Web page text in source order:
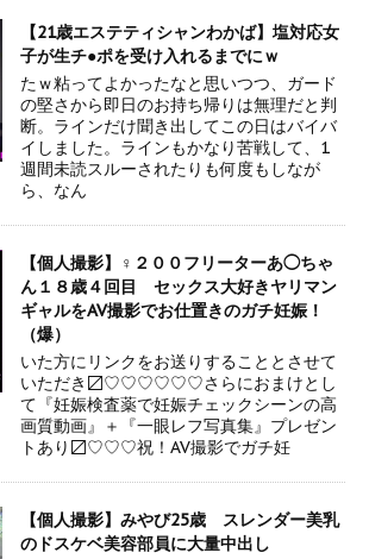
【21歳エステティシャンわかば】塩対応女
子が生チ●ポを受け入れるまでにｗ
たｗ粘ってよかったなと思いつつ、ガード
の堅さから即日のお持ち帰りは無理だと判
断。ラインだけ聞き出してこの日はバイバ
イしました。ラインもかなり苦戦して、1
週間未読スルーされたりも何度もしなが
ら、なん
【個人撮影】♀２００フリーターあ◯ちゃ
ん１８歳４回目 セックス大好きヤリマン
ギャルをAV撮影でお仕置きのガチ妊娠！
（爆）
いた方にリンクをお送りすることとさせて
いただき〼♡♡♡♡♡♡さらにおまけとし
て『妊娠検査薬で妊娠チェックシーンの高
画質動画』＋『一眼レフ写真集』プレゼン
トあり〼♡♡♡祝！AV撮影でガチ妊
【個人撮影】みやび25歳 スレンダー美乳
のドスケベ美容部員に大量中出し